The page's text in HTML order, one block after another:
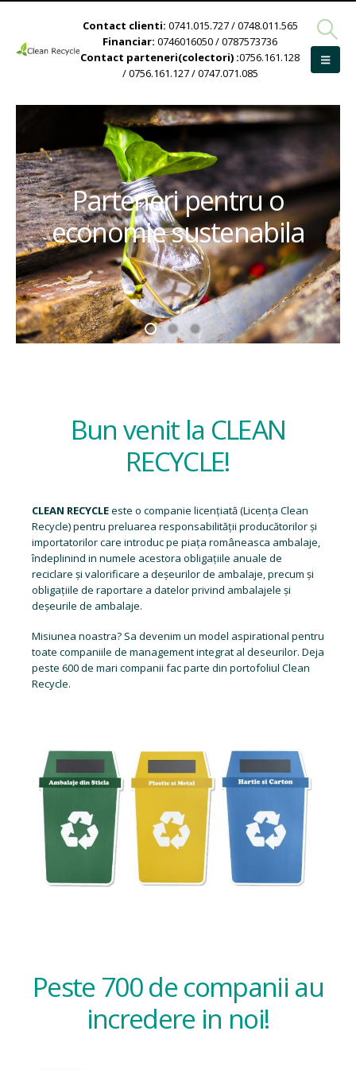
Contact clienti: 0741.015.727 / 0748.011.565
Financiar: 0746016050 / 0787573736
Contact parteneri(colectori) :0756.161.128
/ 0756.161.127 / 0747.071.085
Parteneri pentru o
economie sustenabila
Bun venit la CLEAN
RECYCLE!
CLEAN RECYCLEeste o companie licențiată (Licența Clean
Recycle) pentru preluarea responsabilității producătorilor și
importatorilor care introduc pe piața româneasca ambalaje,
îndeplinind in numele acestora obligațiile anuale de
reciclare și valorificare a deșeurilor de ambalaje, precum și
obligațiile de raportare a datelor privind ambalajele și
deșeurile de ambalaje.
Misiunea noastra? Sa devenim un model aspirational pentru
toate companiile de management integrat al deseurilor. Deja
peste 600 de mari companii fac parte din portofoliul Clean
Recycle.
Peste 700 de companii au
incredere in noi!